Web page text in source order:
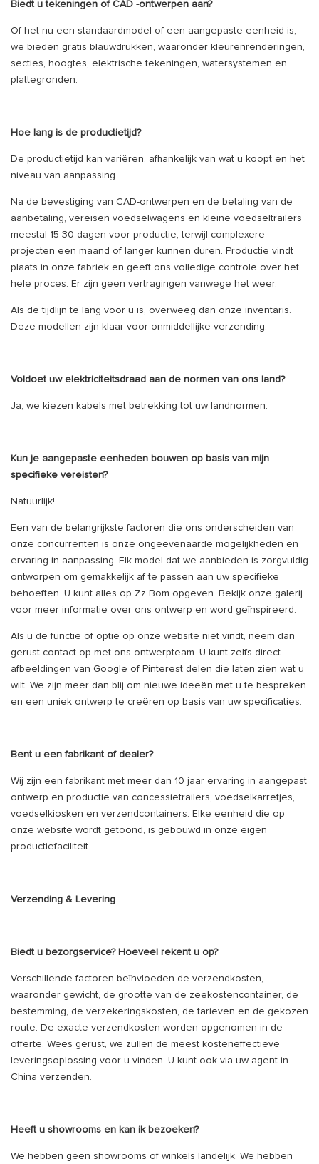
Biedt u tekeningen of CAD -ontwerpen aan?
Of het nu een standaardmodel of een aangepaste eenheid is,
we bieden gratis blauwdrukken, waaronder kleurenrenderingen,
secties, hoogtes, elektrische tekeningen, watersystemen en
plattegronden.
Hoe lang is de productietijd?
De productietijd kan variëren, afhankelijk van wat u koopt en het
niveau van aanpassing.
Na de bevestiging van CAD-ontwerpen en de betaling van de
aanbetaling, vereisen voedselwagens en kleine voedseltrailers
meestal 15-30 dagen voor productie, terwijl complexere
projecten een maand of langer kunnen duren. Productie vindt
plaats in onze fabriek en geeft ons volledige controle over het
hele proces. Er zijn geen vertragingen vanwege het weer.
Als de tijdlijn te lang voor u is, overweeg dan onze inventaris.
Deze modellen zijn klaar voor onmiddellijke verzending.
Voldoet uw elektriciteitsdraad aan de normen van ons land?
Ja, we kiezen kabels met betrekking tot uw landnormen.
Kun je aangepaste eenheden bouwen op basis van mijn
specifieke vereisten?
Natuurlijk!
Een van de belangrijkste factoren die ons onderscheiden van
onze concurrenten is onze ongeëvenaarde mogelijkheden en
ervaring in aanpassing. Elk model dat we aanbieden is zorgvuldig
ontworpen om gemakkelijk af te passen aan uw specifieke
behoeften. U kunt alles op Zz Bom opgeven. Bekijk onze galerij
voor meer informatie over ons ontwerp en word geïnspireerd.
Als u de functie of optie op onze website niet vindt, neem dan
gerust contact op met ons ontwerpteam. U kunt zelfs direct
afbeeldingen van Google of Pinterest delen die laten zien wat u
wilt. We zijn meer dan blij om nieuwe ideeën met u te bespreken
en een uniek ontwerp te creëren op basis van uw specificaties.
Bent u een fabrikant of dealer?
Wij zijn een fabrikant met meer dan 10 jaar ervaring in aangepast
ontwerp en productie van concessietrailers, voedselkarretjes,
voedselkiosken en verzendcontainers. Elke eenheid die op
onze website wordt getoond, is gebouwd in onze eigen
productiefaciliteit.
Verzending & Levering
Biedt u bezorgservice? Hoeveel rekent u op?
Verschillende factoren beïnvloeden de verzendkosten,
waaronder gewicht, de grootte van de zeekostencontainer, de
bestemming, de verzekeringskosten, de tarieven en de gekozen
route. De exacte verzendkosten worden opgenomen in de
offerte. Wees gerust, we zullen de meest kosteneffectieve
leveringsoplossing voor u vinden. U kunt ook via uw agent in
China verzenden.
Heeft u showrooms en kan ik bezoeken?
We hebben geen showrooms of winkels landelijk. We hebben